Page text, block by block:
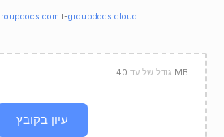
ו-groupdocs.cloud .
עיון בקובץ
גודל של עד 40 MB